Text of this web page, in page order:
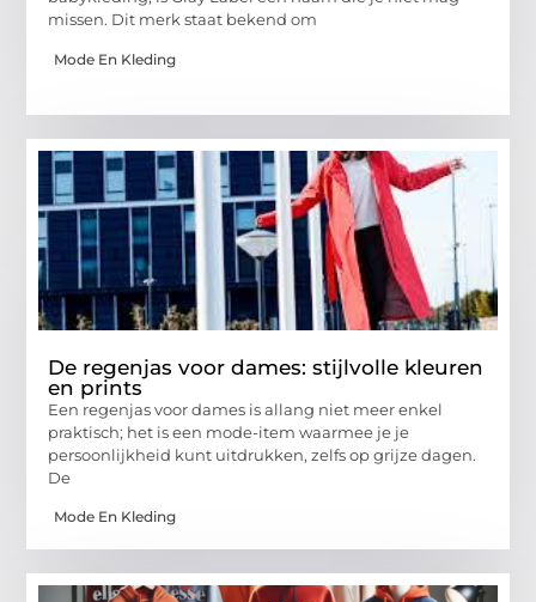
missen. Dit merk staat bekend om
Mode En Kleding
De regenjas voor dames: stijlvolle kleuren
en prints
Een regenjas voor dames is allang niet meer enkel
praktisch; het is een mode-item waarmee je je
persoonlijkheid kunt uitdrukken, zelfs op grijze dagen.
De
Mode En Kleding